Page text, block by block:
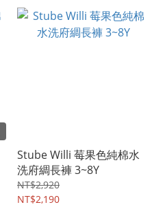
Stube Willi 莓果色純棉水
洗府綢長褲 3~8Y
NT$2,920
NT$2,190